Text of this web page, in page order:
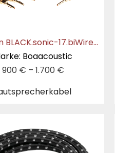
Evolution BLACK.sonic-17.biWire (BEB-2024)
Boaacoustic
900 € – 1.700 €